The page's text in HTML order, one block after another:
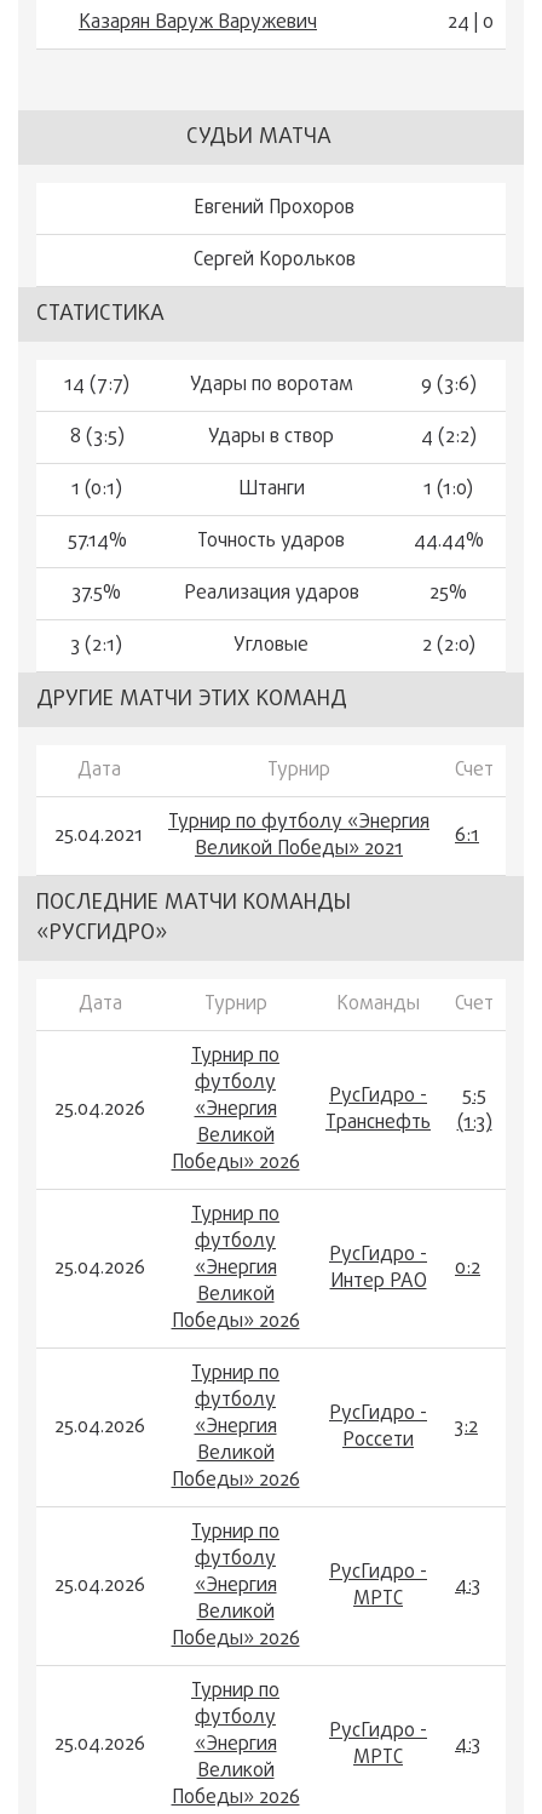
Казарян Варуж Варужевич 24 | 0
СУДЬИ МАТЧА
Евгений Прохоров
Сергей Корольков
СТАТИСТИКА
14 (7:7) Удары по воротам
9 (3:6)
8 (3:5)
Удары в створ
4 (2:2)
1 (0:1)
Штанги
1 (1:0)
57.14%
Точность ударов
44.44%
37.5%
Реализация ударов
25%
3 (2:1)
Угловые 2 (2:0)
ДРУГИЕ МАТЧИ ЭТИХ КОМАНД
Дата Турнир Счет
25.04.2021
Турнир по футболу «Энергия
Великой Победы» 2021
6:1
ПОСЛЕДНИЕ МАТЧИ КОМАНДЫ
«РУСГИДРО»
Дата Турнир Команды Счет
25.04.2026
Турнир по
футболу
«Энергия
Великой
Победы» 2026
РусГидро -
Транснефть
5:5
(1:3)
25.04.2026
Турнир по
футболу
«Энергия
Великой
Победы» 2026
РусГидро -
Интер РАО
0:2
25.04.2026
Турнир по
футболу
«Энергия
Великой
Победы» 2026
РусГидро -
Россети
3:2
25.04.2026
Турнир по
футболу
«Энергия
Великой
Победы» 2026
РусГидро -
МРТС
4:3
25.04.2026
Турнир по
футболу
«Энергия
Великой
Победы» 2026
РусГидро -
МРТС
4:3